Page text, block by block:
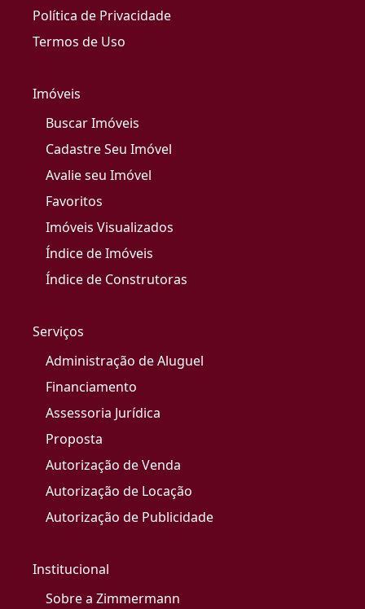
Política de Privacidade
Termos de Uso
Imóveis
Buscar Imóveis
Cadastre Seu Imóvel
Avalie seu Imóvel
Favoritos
Imóveis Visualizados
Índice de Imóveis
Índice de Construtoras
Serviços
Administração de Aluguel
Financiamento
Assessoria Jurídica
Proposta
Autorização de Venda
Autorização de Locação
Autorização de Publicidade
Institucional
Sobre a Zimmermann